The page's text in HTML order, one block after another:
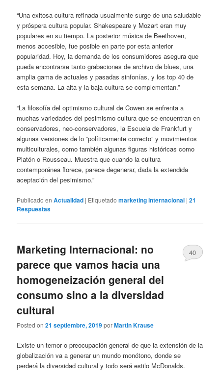
“Una exitosa cultura refinada usualmente surge de una saludable
y próspera cultura popular. Shakespeare y Mozart eran muy
populares en su tiempo. La posterior música de Beethoven,
menos accesible, fue posible en parte por esta anterior
popularidad. Hoy, la demanda de los consumidores asegura que
pueda encontrarse tanto grabaciones de archivo de blues, una
amplia gama de actuales y pasadas sinfonías, y los top 40 de
esta semana. La alta y la baja cultura se complementan.”
“La filosofía del optimismo cultural de Cowen se enfrenta a
muchas variedades del pesimismo cultura que se encuentran en
conservadores, neo-conservadores, la Escuela de Frankfurt y
algunas versiones de lo “políticamente correcto” y movimientos
multiculturales, como también algunas figuras históricas como
Platón o Rousseau. Muestra que cuando la cultura
contemporánea florece, parece degenerar, dada la extendida
aceptación del pesimismo.”
Publicado en Actualidad | Etiquetado marketing internacional |21
Respuestas
Marketing Internacional: no
parece que vamos hacia una
homogeneización general del
consumo sino a la diversidad
cultural
Posted on21 septiembre, 2019porMartin Krause
40
Existe un temor o preocupación general de que la extensión de la
globalización va a generar un mundo monótono, donde se
perderá la diversidad cultural y todo será estilo McDonalds.